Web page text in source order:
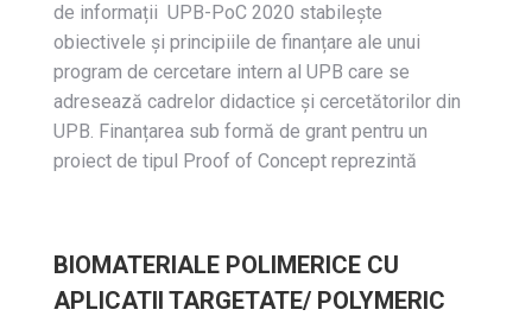
de informații UPB-PoC 2020 stabilește
obiectivele și principiile de finanțare ale unui
program de cercetare intern al UPB care se
adresează cadrelor didactice și cercetătorilor din
UPB. Finanțarea sub formă de grant pentru un
proiect de tipul Proof of Concept reprezintă
BIOMATERIALE POLIMERICE CU
APLICATII TARGETATE/ POLYMERIC